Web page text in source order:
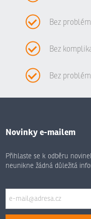
Bez
Bez
Bez
Novinky e-mailem
Přihlaste se k odběru
neunikne žádná důležitá